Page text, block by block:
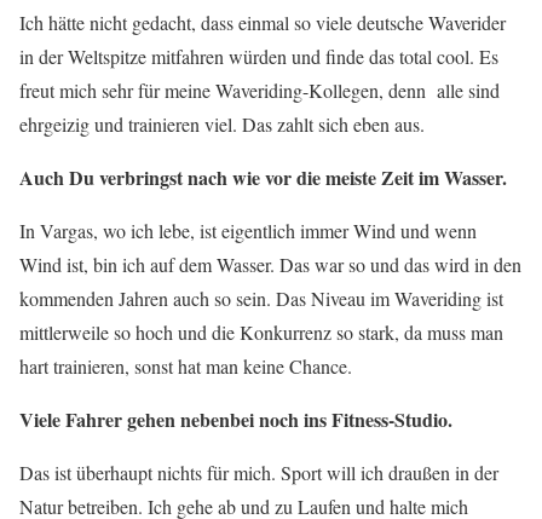
Ich hätte nicht gedacht, dass einmal so viele deutsche Waverider
in der Weltspitze mitfahren würden und finde das total cool. Es
freut mich sehr für meine Waveriding-Kollegen, denn alle sind
ehrgeizig und trainieren viel. Das zahlt sich eben aus.
Auch Du verbringst nach wie vor die meiste Zeit im Wasser.
In Vargas, wo ich lebe, ist eigentlich immer Wind und wenn
Wind ist, bin ich auf dem Wasser. Das war so und das wird in den
kommenden Jahren auch so sein. Das Niveau im Waveriding ist
mittlerweile so hoch und die Konkurrenz so stark, da muss man
hart trainieren, sonst hat man keine Chance.
Viele Fahrer gehen nebenbei noch ins Fitness-Studio.
Das ist überhaupt nichts für mich. Sport will ich draußen in der
Natur betreiben. Ich gehe ab und zu Laufen und halte mich